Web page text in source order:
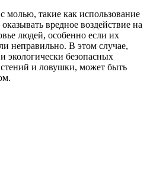
молью, такие как использование
вредное воздействие на
людей, особенно если их
неправильно. В этом случае,
экологически безопасных
и ловушки, может быть